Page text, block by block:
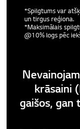
*Spilgtums var
un tirgus reģiona.
*Maksimālais
@10% logs pēc
krāsaini
gaišos, gan